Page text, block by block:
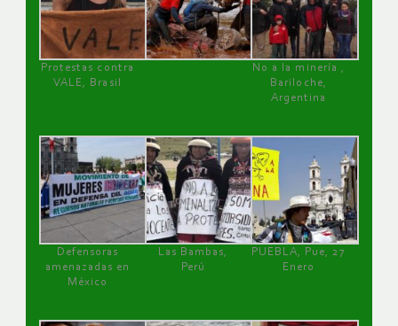
Protestas contra
VALE, Brasil
No a la minería ,
Bariloche,
Argentina
Defensoras
amenazadas en
México
Las Bambas,
Perú
PUEBLA, Pue, 27
Enero